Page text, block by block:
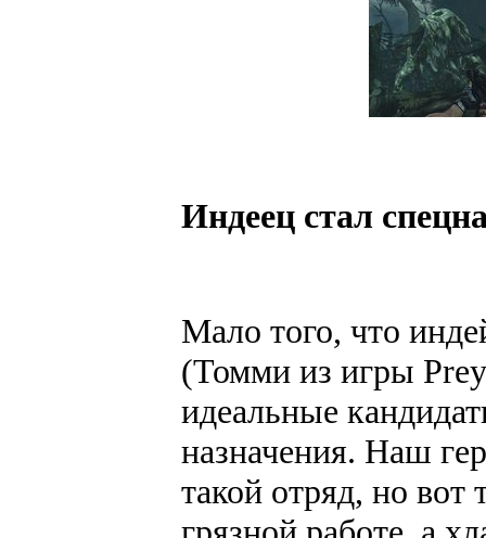
Индеец стал
Мало того, что
(Томми из игры
идеальные
назначения. Наш
такой отряд, но вот